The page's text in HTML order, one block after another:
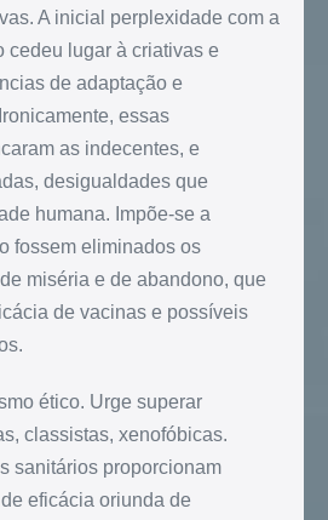
A inicial perplexidade com a
cedeu lugar à criativas e
de adaptação e
essas
as indecentes, e
desigualdades que
humana. Impõe-se a
fossem eliminados os
miséria e de abandono, que
de vacinas e possíveis
ético. Urge superar
classistas, xenofóbicas.
sanitários proporcionam
eficácia oriunda de